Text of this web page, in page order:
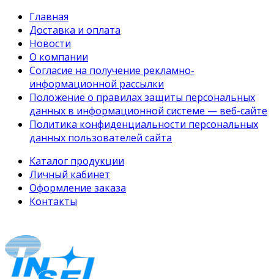
Главная
Доставка и оплата
Новости
О компании
Согласие на получение рекламно-
информационной рассылки
Положение о правилах защиты персональных
данных в информационной системе — веб-сайте
Политика конфиденциальности персональных
данных пользователей сайта
Каталог продукции
Личный кабинет
Оформление заказа
Контакты